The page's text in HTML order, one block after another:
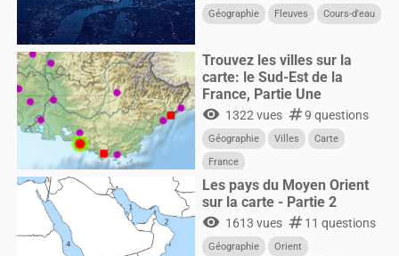
Géographie Fleuves Cours-d'eau
Trouvez les villes sur la
carte: le Sud-Est de la
France, Partie Une
visibility 1322 vues numbers9 questions
Géographie Villes
Carte
France
Les pays du Moyen Orient
sur la carte - Partie 2
visibility 1613 vues numbers11 questions
Géographie
Orient